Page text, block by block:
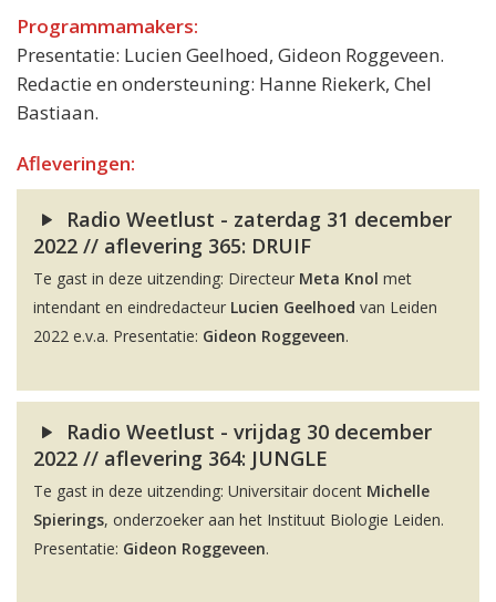
Programmamakers:
Presentatie: Lucien Geelhoed, Gideon Roggeveen.
Redactie en ondersteuning: Hanne Riekerk, Chel
Bastiaan.
Afleveringen:
Radio Weetlust - zaterdag 31 december
2022 // aflevering 365: DRUIF
Te gast in deze uitzending: Directeur Meta Knol met
intendant en eindredacteur Lucien Geelhoed van Leiden
2022 e.v.a. Presentatie: Gideon Roggeveen.
Radio Weetlust - vrijdag 30 december
2022 // aflevering 364: JUNGLE
Te gast in deze uitzending: Universitair docent Michelle
Spierings, onderzoeker aan het Instituut Biologie Leiden.
Presentatie: Gideon Roggeveen.